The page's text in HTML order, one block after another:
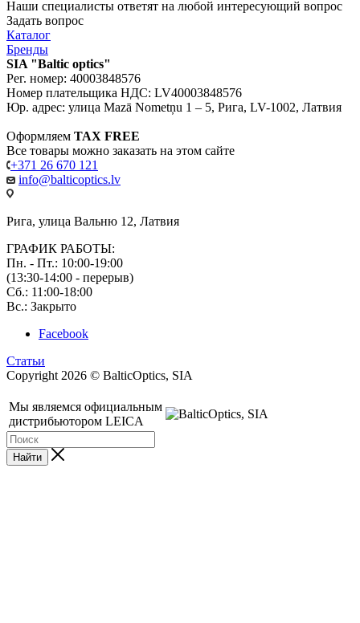
Наши специалисты ответят на любой интересующий вопрос
Задать вопрос
Каталог
Бренды
SIA "Baltic optics"
Рег. номер: 40003848576
Номер плательщика НДС: LV40003848576
Юр. адрес: улица Mazā Nometņu 1 – 5, Рига, LV-1002, Латвия
Оформляем TAX FREE
Все товары можно заказать на этом сайте
+371 26 670 121
info@balticoptics.lv
Рига, улица Вальню 12, Латвия
ГРАФИК РАБОТЫ:
Пн. - Пт.: 10:00-19:00
(13:30-14:00 - перерыв)
Сб.: 11:00-18:00
Вс.: Закрыто
Facebook
Статьи
Copyright 2026 © BalticOptics, SIA
Мы являемся официальным
дистрибьютором LEICA
Найти